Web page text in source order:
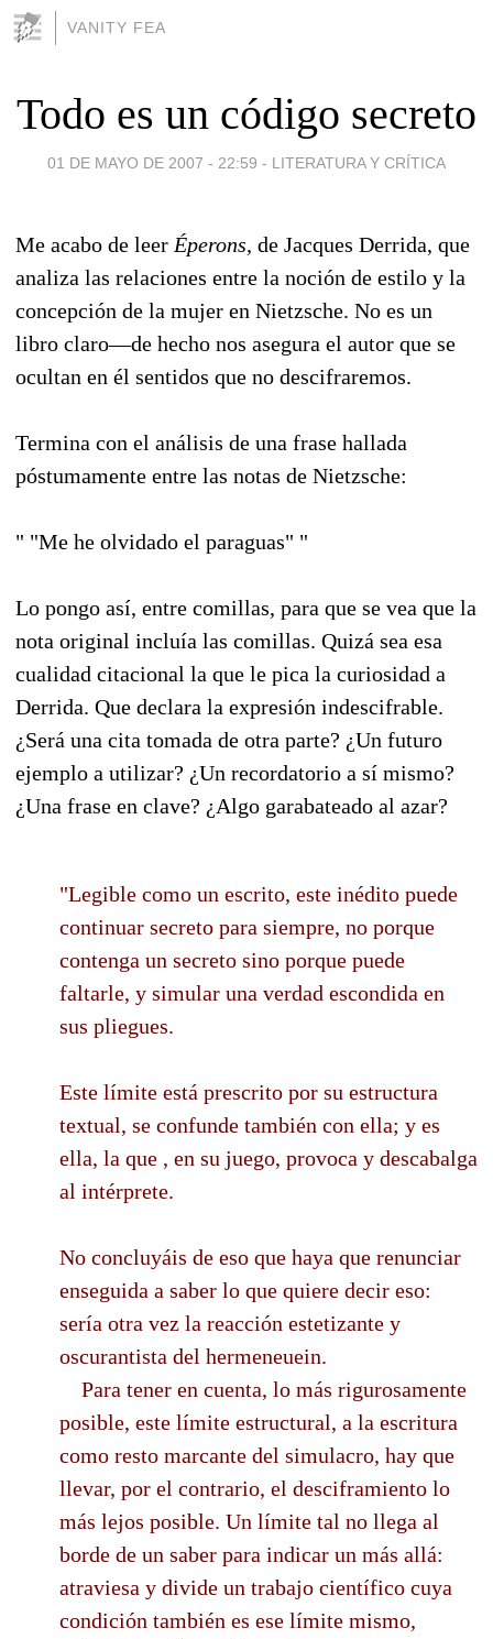
VANITY FEA
Todo es un código secreto
01 DE MAYO DE 2007 - 22:59 - LITERATURA Y CRÍTICA
Me acabo de leer Éperons, de Jacques Derrida, que
analiza las relaciones entre la noción de estilo y la
concepción de la mujer en Nietzsche. No es un
libro claro—de hecho nos asegura el autor que se
ocultan en él sentidos que no descifraremos.
Termina con el análisis de una frase hallada
póstumamente entre las notas de Nietzsche:
" "Me he olvidado el paraguas" "
Lo pongo así, entre comillas, para que se vea que la
nota original incluía las comillas. Quizá sea esa
cualidad citacional la que le pica la curiosidad a
Derrida. Que declara la expresión indescifrable.
¿Será una cita tomada de otra parte? ¿Un futuro
ejemplo a utilizar? ¿Un recordatorio a sí mismo?
¿Una frase en clave? ¿Algo garabateado al azar?
"Legible como un escrito, este inédito puede
continuar secreto para siempre, no porque
contenga un secreto sino porque puede
faltarle, y simular una verdad escondida en
sus pliegues.
Este límite está prescrito por su estructura
textual, se confunde también con ella; y es
ella, la que , en su juego, provoca y descabalga
al intérprete.
No concluyáis de eso que haya que renunciar
enseguida a saber lo que quiere decir eso:
sería otra vez la reacción estetizante y
oscurantista del hermeneuein.
Para tener en cuenta, lo más rigurosamente
posible, este límite estructural, a la escritura
como resto marcante del simulacro, hay que
llevar, por el contrario, el desciframiento lo
más lejos posible. Un límite tal no llega al
borde de un saber para indicar un más allá:
atraviesa y divide un trabajo científico cuya
condición también es ese límite mismo,